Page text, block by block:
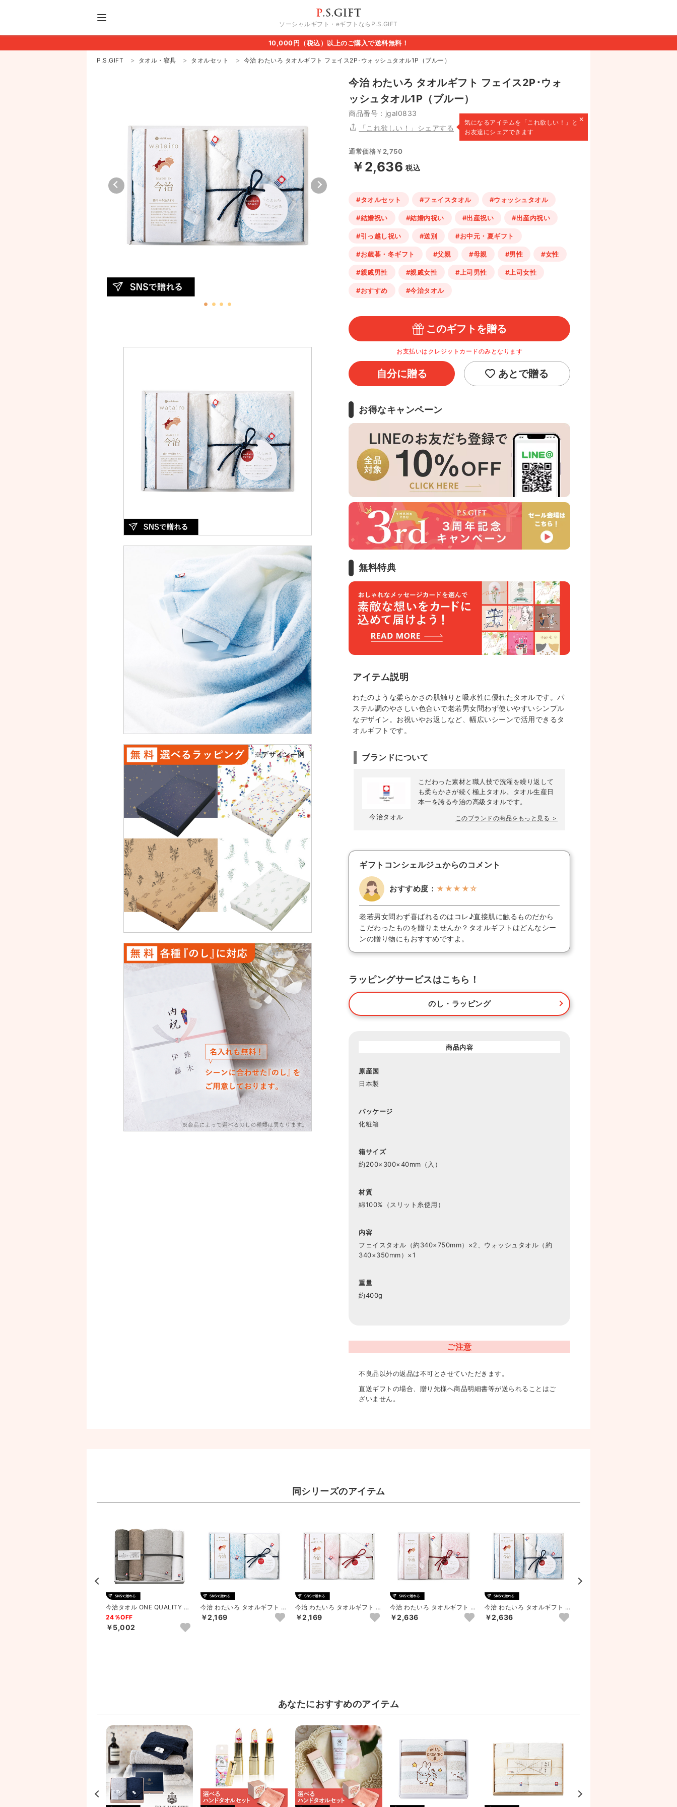
ソーシャルギフト・eギフトならP.S.GIFT
10,000円（税込）以上のご購入で送料無料！
P.S.GIFT タオル・寝具 タオルセット 今治 わたいろ タオルギフト フェイス2P･ウォッシュタオル1P（ブルー）
今治 わたいろ タオルギフト フェイス2P･ウォ
ッシュタオル1P（ブルー）
商品番号：jgal0833 ×
気になるアイテムを 「これ欲しい！」と
お友達にシェアできます
「これ欲しい！」シェアする
通常価格￥2,750
￥2,636 税込
#タオルセット #フェイスタオル #ウォッシュタオル
#結婚祝い #結婚内祝い #出産祝い #出産内祝い
#引っ越し祝い #送別 #お中元・夏ギフト
#お歳暮・冬ギフト #父親 #母親 #男性 #女性
#親戚男性 #親戚女性 #上司男性 #上司女性
#おすすめ #今治タオル
このギフトを贈る
お支払いはクレジットカードのみとなります
自分に贈る あとで贈る
お得なキャンペーン
無料特典
アイテム説明
わたのような柔らかさの肌触りと吸水性に優れたタオルです。パ
ステル調のやさしい色合いで老若男女問わず使いやすいシンプル
なデザイン。お祝いやお返しなど、幅広いシーンで活用できるタ
オルギフトです。
ブランドについて
今治タオル
こだわった素材と職人技で洗濯を繰り返して
も柔らかさが続く極上タオル。タオル生産日
本一を誇る今治の高級タオルです。
このブランドの商品をもっと見る ＞
ギフトコンシェルジュからのコメント
おすすめ度： ★★★★☆
老若男女問わず喜ばれるのはコレ♪直接肌に触るものだから
こだわったものを贈りませんか？タオルギフトはどんなシー
ンの贈り物にもおすすめですよ。
ラッピングサービスはこちら！
のし・ラッピング
商品内容
原産国
日本製
パッケージ
化粧箱
箱サイズ
約200×300×40mm（入）
材質
綿100%（スリット糸使用）
内容
フェイスタオル（約340×750mm）×2、ウォッシュタオル（約
340×350mm）×1
重量
約400g
ご注意
不良品以外の返品は不可とさせていただきます。
直送ギフトの場合、贈り先様へ商品明細書等が送られることはご
ざいません。
同シリーズのアイテム
今治タオル ONE QUALITY タ
オルセット B
24％OFF
￥5,002
今治 わたいろ タオルギフト フ
ェイスタオル2P（ブルー...
￥2,169
今治 わたいろ タオルギフト フ
ェイスタオル2P（ピンク...
￥2,169
今治 わたいろ タオルギフト フ
ェイス2P･ウォッシュタ...
￥2,636
今治 わたいろ タオルギフト フ
ェイス2P･ウォッシュタ...
￥2,636
あなたにおすすめのアイテム